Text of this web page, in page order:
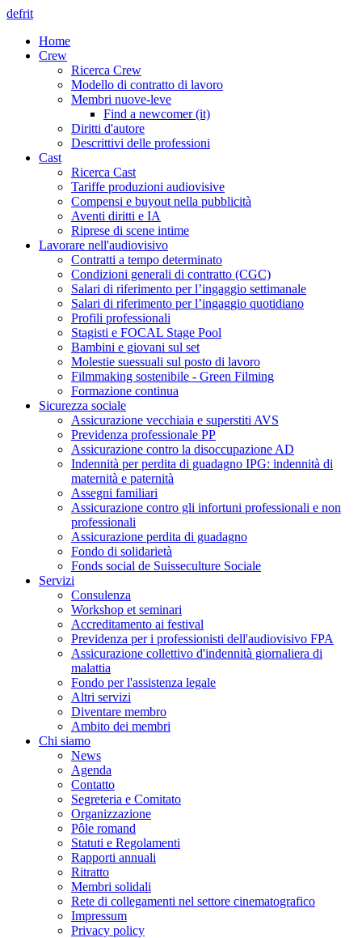
defrit
Home
Crew
Ricerca Crew
Modello di contratto di lavoro
Membri nuove-leve
Find a newcomer (it)
Diritti d'autore
Descrittivi delle professioni
Cast
Ricerca Cast
Tariffe produzioni audiovisive
Compensi e buyout nella pubblicità
Aventi diritti e IA
Riprese di scene intime
Lavorare nell'audiovisivo
Contratti a tempo determinato
Condizioni generali di contratto (CGC)
Salari di riferimento per l’ingaggio settimanale
Salari di riferimento per l’ingaggio quotidiano
Profili professionali
Stagisti e FOCAL Stage Pool
Bambini e giovani sul set
Molestie suessuali sul posto di lavoro
Filmmaking sostenibile - Green Filming
Formazione continua
Sicurezza sociale
Assicurazione vecchiaia e superstiti AVS
Previdenza professionale PP
Assicurazione contro la disoccupazione AD
Indennità per perdita di guadagno IPG: indennità di
maternità e paternità
Assegni familiari
Assicurazione contro gli infortuni professionali e non
professionali
Assicurazione perdita di guadagno
Fondo di solidarietà
Fonds social de Suisseculture Sociale
Servizi
Consulenza
Workshop et seminari
Accreditamento ai festival
Previdenza per i professionisti dell'audiovisivo FPA
Assicurazione collettivo d'indennità giornaliera di
malattia
Fondo per l'assistenza legale
Altri servizi
Diventare membro
Ambito dei membri
Chi siamo
News
Agenda
Contatto
Segreteria e Comitato
Organizzazione
Pôle romand
Statuti e Regolamenti
Rapporti annuali
Ritratto
Membri solidali
Rete di collegamenti nel settore cinematografico
Impressum
Privacy policy